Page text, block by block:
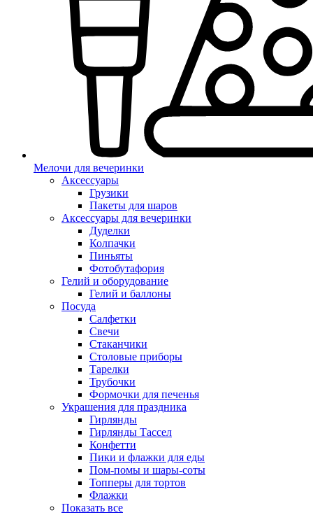
Мелочи для вечеринки
Аксессуары
Грузики
Пакеты для шаров
Аксессуары для вечеринки
Дуделки
Колпачки
Пиньяты
Фотобутафория
Гелий и оборудование
Гелий и баллоны
Посуда
Салфетки
Свечи
Стаканчики
Столовые приборы
Тарелки
Трубочки
Формочки для печенья
Украшения для праздника
Гирлянды
Гирлянды Тассел
Конфетти
Пики и флажки для еды
Пом-помы и шары-соты
Топперы для тортов
Флажки
Показать все